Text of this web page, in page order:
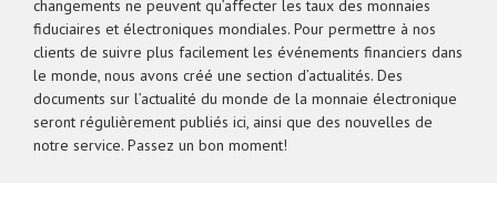
changements ne peuvent qu’affecter les taux des monnaies
fiduciaires et électroniques mondiales. Pour permettre à nos
clients de suivre plus facilement les événements financiers dans
le monde, nous avons créé une section d’actualités. Des
documents sur l’actualité du monde de la monnaie électronique
seront régulièrement publiés ici, ainsi que des nouvelles de
notre service. Passez un bon moment!